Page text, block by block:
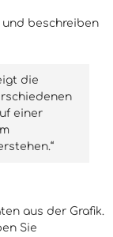
und beschreiben
die
einer
aus der Grafik.
Sie